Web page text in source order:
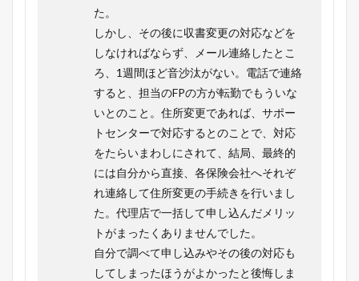
た。
しかし、その後に収書変更の対応などを
しなければならず、メール連絡したとこ
ろ、1週間ほど音沙汰がない。電話で連絡
すると、担当のFPの方が転勤でもういな
いとのこと。住所変更であれば、サポー
トセンターで対応するとのことで、対応
をたらいまわしにされて、結局、最終的
には自分から直接、各保険会社へそれぞ
れ連絡して住所変更の手続きを行いまし
た。代理店で一括して申し込んだメリッ
トがまったくありませんでした。
自分で調べて申し込みやその後の対応も
してしまったほうがよかったと後悔しま